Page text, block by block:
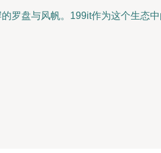
罗盘与风帆。199it作为这个生态